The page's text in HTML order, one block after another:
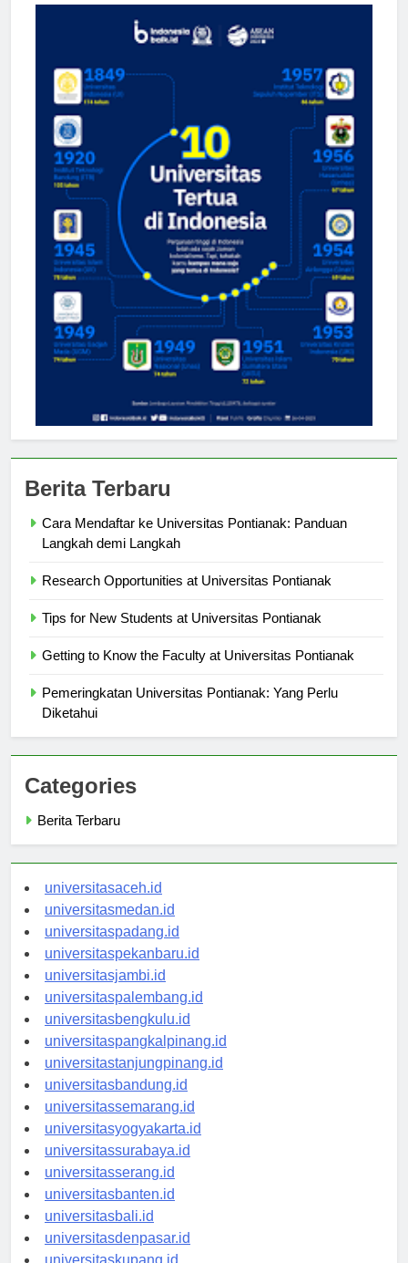
Berita Terbaru
Cara Mendaftar ke Universitas Pontianak: Panduan
Pemeringkatan Universitas Pontianak: Yang Perlu
Categories
universitasaceh.id
universitasmedan.id
universitaspadang.id
universitaspekanbaru.id
universitasjambi.id
universitaspalembang.id
universitasbengkulu.id
universitaspangkalpinang.id
universitastanjungpinang.id
universitasbandung.id
universitassemarang.id
universitasyogyakarta.id
universitassurabaya.id
universitasserang.id
universitasbanten.id
universitasbali.id
universitasdenpasar.id